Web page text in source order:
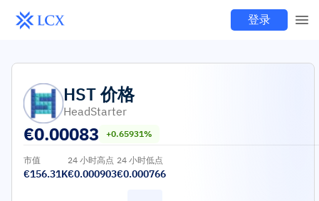
登录
HST价格
HeadStarter
€0.00083 +0.65931%
市值
€156.31K
24 小时高点
€0.000903
24 小时低点
€0.000766